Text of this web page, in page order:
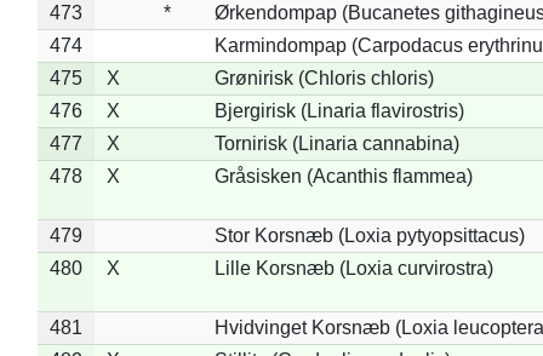
473 *
Ørkendompap (Bucanetes
474
Karmindompap (Carpodacus
475
X
Grønirisk (Chloris chloris)
476
X
Bjergirisk (Linaria flavirostris)
477
X
Tornirisk (Linaria cannabina)
478
X Gråsisken (Acanthis flammea)
479
Stor Korsnæb (Loxia pytyopsittacus)
480
X Lille Korsnæb (Loxia curvirostra)
481
Hvidvinget Korsnæb (Loxia